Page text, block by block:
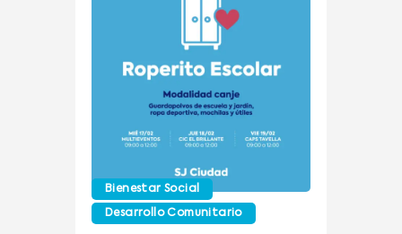
Bienestar Social
Desarrollo Comunitario